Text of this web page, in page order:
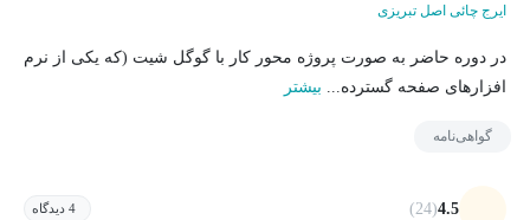
ایرج چائی اصل تبریزی
در دوره حاضر به صورت پروژه محور کار با گوگل شیت (که یکی از نرم
افزارهای صفحه گسترده... بیشتر
گواهی‌نامه
4.5
(24) 4 دیدگاه